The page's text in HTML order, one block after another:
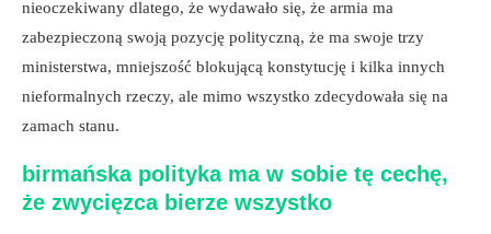
nieoczekiwany dlatego, że wydawało się, że armia ma
zabezpieczoną swoją pozycję polityczną, że ma swoje trzy
ministerstwa, mniejszość blokującą konstytucję i kilka innych
nieformalnych rzeczy, ale mimo wszystko zdecydowała się na
zamach stanu.
birmańska polityka ma w sobie tę cechę,
że zwycięzca bierze wszystko